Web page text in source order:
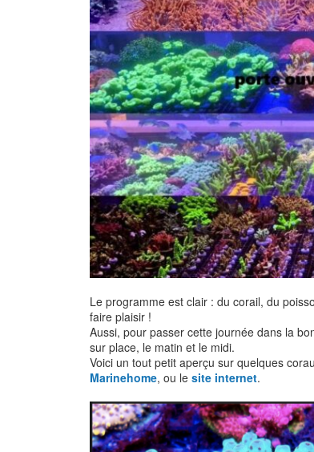
Le programme est clair : du corail, du
faire plaisir !
Aussi, pour passer cette journée dans la
sur place, le matin et le midi.
Voici un tout petit aperçu sur quelques
Marinehome, ou le site internet.